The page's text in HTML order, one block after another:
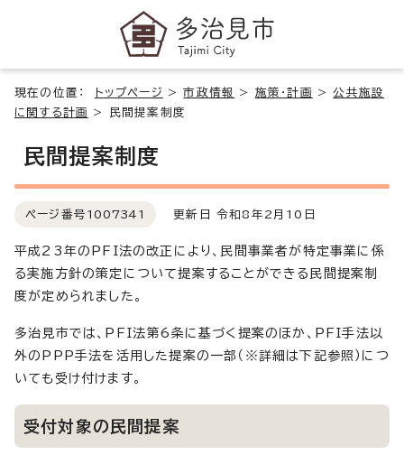
現在の位置： トップページ >市政情報 > 施策・計画 >公共施設
に関する計画
> 民間提案制度
民間提案制度
ページ番号 1007341 更新日 令和8年2月10日
平成23年のPFI法の改正により、民間事業者が特定事業に係
る実施方針の策定について提案することができる民間提案制
度が定められました。
多治見市では、PFI法第6条に基づく提案のほか、PFI手法以
外のPPP手法を活用した提案の一部（※詳細は下記参照）につ
いても受け付けます。
受付対象の民間提案